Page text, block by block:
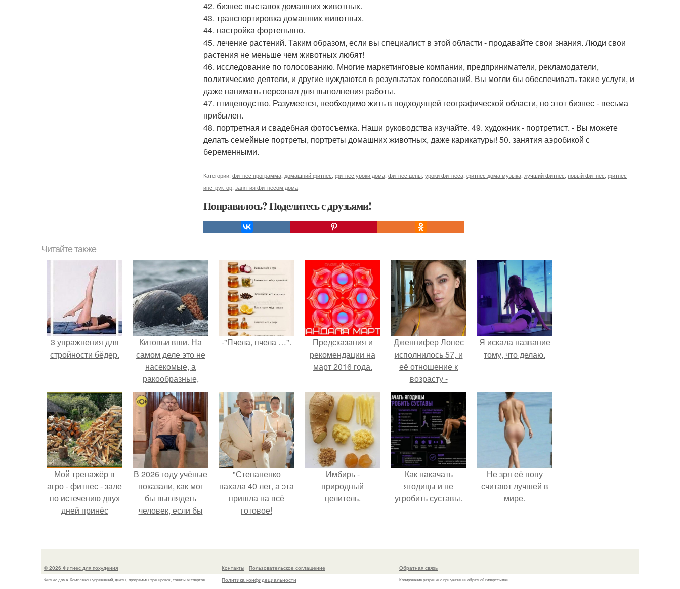
42. бизнес выставок домашних животных.
43. транспортировка домашних животных.
44. настройка фортепьяно.
45. лечение растений. Таким образом, если вы специалист в этой области - продавайте свои знания. Люди свои
растения не меньше чем животных любят!
46. исследование по голосованию. Многие маркетинговые компании, предприниматели, рекламодатели,
политические деятели, и другие нуждаются в результатах голосований. Вы могли бы обеспечивать такие услуги, и
даже нанимать персонал для выполнения работы.
47. птицеводство. Разумеется, необходимо жить в подходящей географической области, но этот бизнес - весьма
прибылен.
48. портретная и свадебная фотосъемка. Наши руководства изучайте. 49. художник - портретист. - Вы можете
делать семейные портреты, портреты домашних животных, даже карикатуры! 50. занятия аэробикой с
беременными.
Категории: фитнес программа домашний фитнес фитнес уроки дома фитнес цены уроки фитнеса фитнес дома музыка лучший фитнес новый фитнес фитнес
инструктор занятия фитнесом дома
Понравилось? Поделитесь с друзьями!
Читайте также
3 упражнения для
стройности бёдер.
Китовьи вши. На
самом деле это не
насекомые, а
ракообразные,
относящиеся к
бокоплавам.
-"Пчела, пчела …".
Предсказания и
рекомендации на
март 2016 года.
Дженнифер Лопес
исполнилось 57, и
её отношение к
возрасту -
настоящий
манифест
уверенности: "не
говорите, что я
отлично выгляжу
для 57.
Я искала название
тому, что делаю.
Мой тренажёр в
агро - фитнес - зале
по истечению двух
дней принёс
В 2026 году учёные
показали, как мог
бы выглядеть
человек, если бы
специально для
"Степаненко
пахала 40 лет, а эта
пришла на всё
готовое!
Имбирь -
природный
целитель.
Как накачать
ягодицы и не
угробить суставы.
Не зря её попу
считают лучшей в
мире.
© 2026 Фитнес для похудения
Фитнес дома. Комплексы упражнений, диеты, программы тренировок, советы экспертов
Контакты
Пользовательское соглашение
Политика конфидециальности
Обратная связь
Копирование разрешено при указании обратной гиперссылки.